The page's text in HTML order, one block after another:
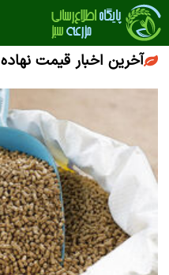
آخرین اخبار قیمت نهاده